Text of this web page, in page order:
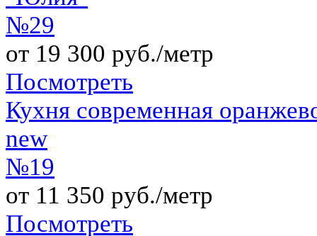
№29
от 19 300 руб./метр
Посмотреть
Кухня современная
new
№19
от 11 350 руб./метр
Посмотреть